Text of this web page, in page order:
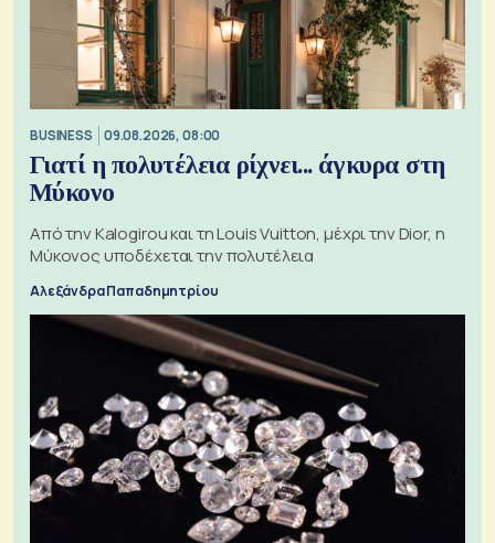
BUSINESS 09.08.2026, 08:00
Γιατί η πολυτέλεια ρίχνει... άγκυρα στη
Μύκονο
Από την Kalogirou και τη Louis Vuitton, μέχρι την Dior, η
Μύκονος υποδέχεται την πολυτέλεια
Αλεξάνδρα Παπαδημητρίου